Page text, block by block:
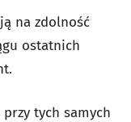
na zdolność
ostatnich
tych samych